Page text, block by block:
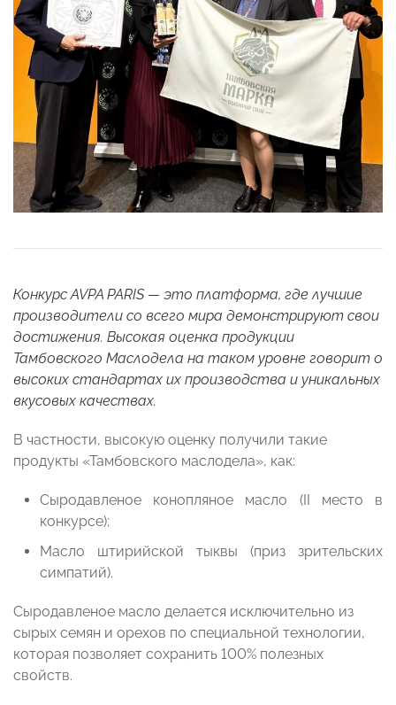
Конкурс AVPA PARIS — это платформа, где лучшие
производители со всего мира демонстрируют свои
достижения. Высокая оценка продукции
Тамбовского Маслодела на таком уровне говорит о
высоких стандартах их производства и уникальных
вкусовых качествах.
В частности, высокую оценку получили такие
продукты «Тамбовского маслодела», как:
Сыродавленое конопляное масло (II место в
конкурсе);
Масло штирийской тыквы (приз зрительских
симпатий).
Сыродавленое масло делается исключительно из
сырых семян и орехов по специальной технологии,
которая позволяет сохранить 100% полезных
свойств.